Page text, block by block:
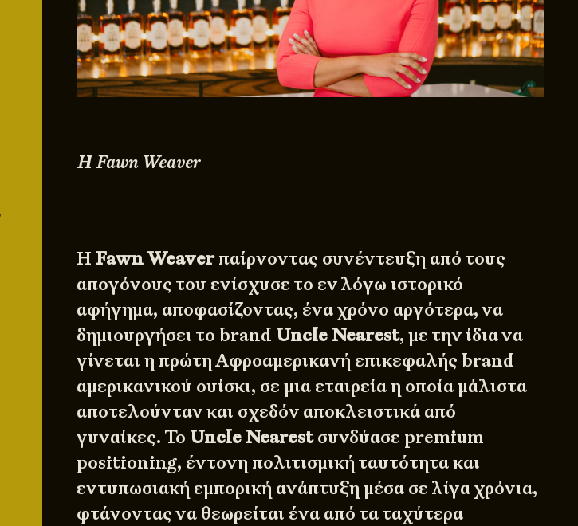
Η Fawn Weaver
Η Fawn Weaverπαίρνοντας συνέντευξη από τους
απογόνους του ενίσχυσε το εν λόγω ιστορικό
αφήγημα, αποφασίζοντας, ένα χρόνο αργότερα, να
δημιουργήσει το brand Uncle Nearest, με την ίδια να
γίνεται η πρώτη Αφροαμερικανή επικεφαλής brand
αμερικανικού ουίσκι, σε μια εταιρεία η οποία μάλιστα
αποτελούνταν και σχεδόν αποκλειστικά από
γυναίκες. Το Uncle Nearestσυνδύασε premium
positioning, έντονη πολιτισμική ταυτότητα και
εντυπωσιακή εμπορική ανάπτυξη μέσα σε λίγα χρόνια,
φτάνοντας να θεωρείται ένα από τα ταχύτερα